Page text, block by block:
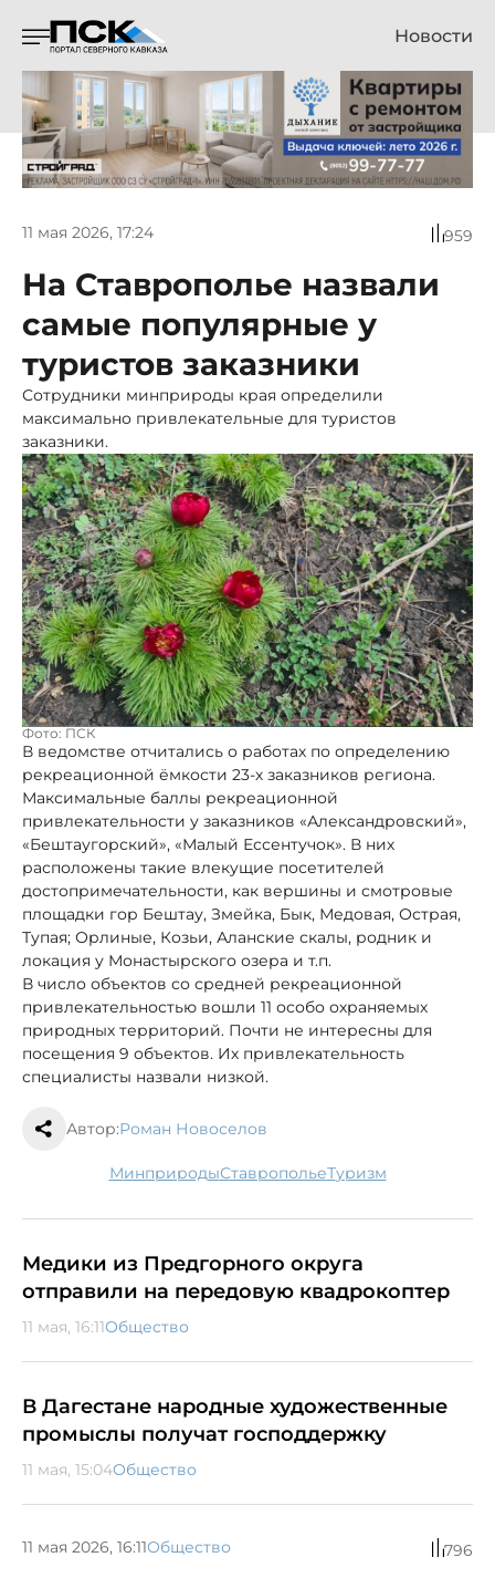
Новости
11 мая 2026, 17:24 959
На Ставрополье назвали
самые популярные у
туристов заказники
Сотрудники минприроды края определили
максимально привлекательные для туристов
заказники.
Фото: ПСК
В ведомстве отчитались о работах по определению
рекреационной ёмкости 23-х заказников региона.
Максимальные баллы рекреационной
привлекательности у заказников «Александровский»,
«Бештаугорский», «Малый Ессентучок». В них
расположены такие влекущие посетителей
достопримечательности, как вершины и смотровые
площадки гор Бештау, Змейка, Бык, Медовая, Острая,
Тупая; Орлиные, Козьи, Аланские скалы, родник и
локация у Монастырского озера и т.п.
В число объектов со средней рекреационной
привлекательностью вошли 11 особо охраняемых
природных территорий. Почти не интересны для
посещения 9 объектов. Их привлекательность
специалисты назвали низкой.
Автор:Роман Новоселов
минприроды Ставрополье туризм
Медики из Предгорного округа
отправили на передовую квадрокоптер
11 мая, 16:11Общество
В Дагестане народные художественные
промыслы получат господдержку
11 мая, 15:04Общество
11 мая 2026, 16:11Общество 796